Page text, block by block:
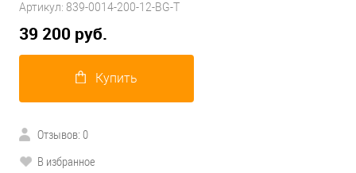
Артикул: 839-0014-200-12-BG-T
39 200 руб.
Купить
Отзывов: 0
В избранное